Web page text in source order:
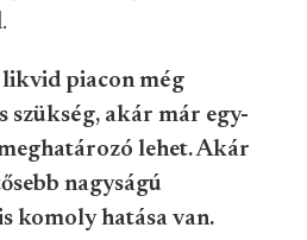
piacon még
szükség, akár már egy-
lehet. Akár
nagyságú
komoly hatása van.